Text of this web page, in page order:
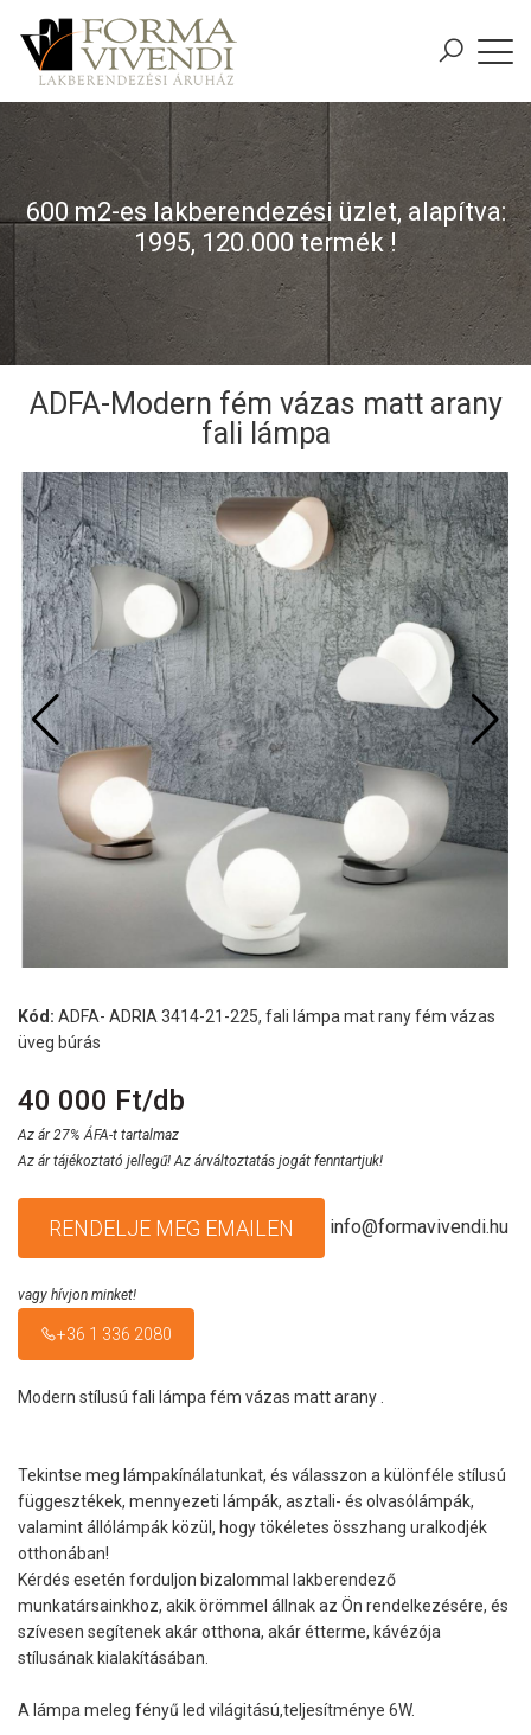
600 m2-es lakberendezési üzlet, alapítva:
1995, 120.000 termék !
ADFA-Modern fém vázas matt arany
fali lámpa
Kód: ADFA- ADRIA 3414-21-225, fali lámpa mat rany fém vázas
üveg búrás
40 000 Ft/db
Az ár 27% ÁFA-t tartalmaz
Az ár tájékoztató jellegű! Az árváltoztatás jogát fenntartjuk!
RENDELJE MEG EMAILEN info@formavivendi.hu
vagy hívjon minket!
+36 1 336 2080
Modern stílusú fali lámpa fém vázas matt arany .
Tekintse meg lámpakínálatunkat, és válasszon a különféle stílusú
függesztékek, mennyezeti lámpák, asztali- és olvasólámpák,
valamint állólámpák közül, hogy tökéletes összhang uralkodjék
otthonában!
Kérdés esetén forduljon bizalommal lakberendező
munkatársainkhoz, akik örömmel állnak az Ön rendelkezésére, és
szívesen segítenek akár otthona, akár étterme, kávézója
stílusának kialakításában.
A lámpa meleg fényű led világitású,teljesítménye 6W.